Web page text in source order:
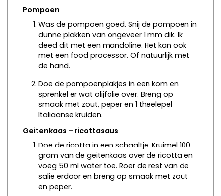
Pompoen
Was de pompoen goed. Snij de pompoen in
dunne plakken van ongeveer 1 mm dik. Ik
deed dit met een mandoline. Het kan ook
met een food processor. Of natuurlijk met
de hand.
Doe de pompoenplakjes in een kom en
sprenkel er wat olijfolie over. Breng op
smaak met zout, peper en 1 theelepel
Italiaanse kruiden.
Geitenkaas – ricottasaus
Doe de ricotta in een schaaltje. Kruimel 100
gram van de geitenkaas over de ricotta en
voeg 50 ml water toe. Roer de rest van de
salie erdoor en breng op smaak met zout
en peper.